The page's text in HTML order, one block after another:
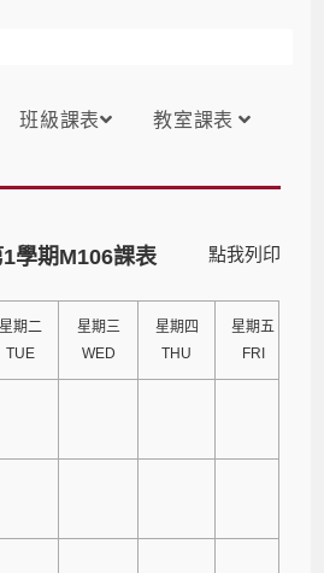
班級課表 教室課表
點我列印
學期M106課表
星期二
TUE
星期三
WED
星期四
THU
星期五
FRI